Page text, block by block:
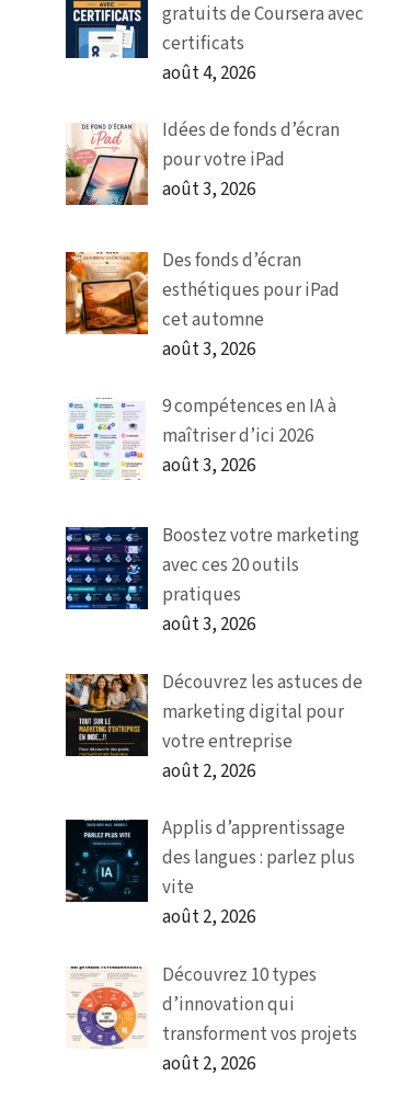
gratuits de Coursera avec
certificats
août 4, 2026
Idées de fonds d’écran
pour votre iPad
août 3, 2026
Des fonds d’écran
esthétiques pour iPad
cet automne
août 3, 2026
9 compétences en IA à
maîtriser d’ici 2026
août 3, 2026
Boostez votre marketing
avec ces 20 outils
pratiques
août 3, 2026
Découvrez les astuces de
marketing digital pour
votre entreprise
août 2, 2026
Applis d’apprentissage
des langues : parlez plus
vite
août 2, 2026
Découvrez 10 types
d’innovation qui
transforment vos projets
août 2, 2026